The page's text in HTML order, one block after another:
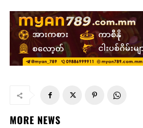
MORE NEWS